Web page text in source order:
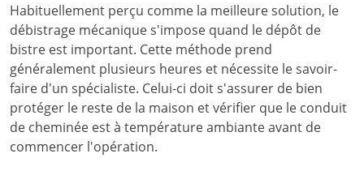
Habituellement perçu comme la meilleure solution, le
débistrage mécanique s'impose quand le dépôt de
bistre est important. Cette méthode prend
généralement plusieurs heures et nécessite le savoir-
faire d'un spécialiste. Celui-ci doit s'assurer de bien
protéger le reste de la maison et vérifier que le conduit
de cheminée est à température ambiante avant de
commencer l'opération.